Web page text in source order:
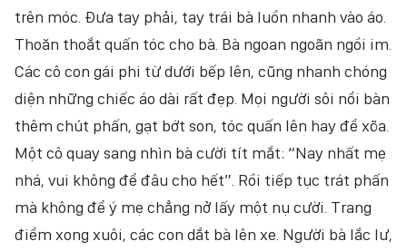
trên móc. Đưa tay phải, tay trái bà luồn nhanh vào áo.
Thoăn thoắt quấn tóc cho bà. Bà ngoan ngoãn ngồi im.
Các cô con gái phi từ dưới bếp lên, cũng nhanh chóng
diện những chiếc áo dài rất đẹp. Mọi người sôi nổi bàn
thêm chút phấn, gạt bớt son, tóc quấn lên hay để xõa.
Một cô quay sang nhìn bà cười tít mắt: “Nay nhất mẹ
nhá, vui không để đâu cho hết”. Rồi tiếp tục trát phấn
mà không để ý mẹ chẳng nở lấy một nụ cười. Trang
điểm xong xuôi, các con dắt bà lên xe. Người bà lắc lư,